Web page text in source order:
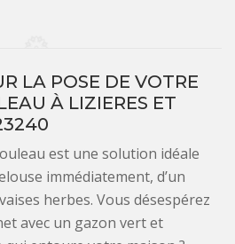
LA POSE DE VOTRE
À LIZIERES ET
est une solution idéale
immédiatement, d’un
herbes. Vous désespérez
avec un gazon vert et